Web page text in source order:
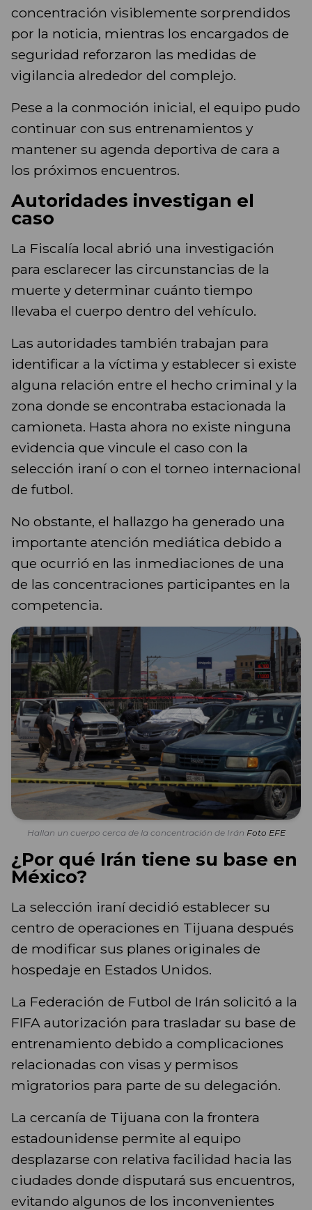
concentración visiblemente sorprendidos
por la noticia, mientras los encargados de
seguridad reforzaron las medidas de
vigilancia alrededor del complejo.
Pese a la conmoción inicial, el equipo pudo
continuar con sus entrenamientos y
mantener su agenda deportiva de cara a
los próximos encuentros.
Autoridades investigan el
caso
La Fiscalía local abrió una investigación
para esclarecer las circunstancias de la
muerte y determinar cuánto tiempo
llevaba el cuerpo dentro del vehículo.
Las autoridades también trabajan para
identificar a la víctima y establecer si existe
alguna relación entre el hecho criminal y la
zona donde se encontraba estacionada la
camioneta. Hasta ahora no existe ninguna
evidencia que vincule el caso con la
selección iraní o con el torneo internacional
de futbol.
No obstante, el hallazgo ha generado una
importante atención mediática debido a
que ocurrió en las inmediaciones de una
de las concentraciones participantes en la
competencia.
Hallan un cuerpo cerca de la concentración de Irán Foto EFE
¿Por qué Irán tiene su base en
México?
La selección iraní decidió establecer su
centro de operaciones en Tijuana después
de modificar sus planes originales de
hospedaje en Estados Unidos.
La Federación de Futbol de Irán solicitó a la
FIFA autorización para trasladar su base de
entrenamiento debido a complicaciones
relacionadas con visas y permisos
migratorios para parte de su delegación.
La cercanía de Tijuana con la frontera
estadounidense permite al equipo
desplazarse con relativa facilidad hacia las
ciudades donde disputará sus encuentros,
evitando algunos de los inconvenientes